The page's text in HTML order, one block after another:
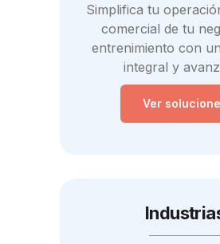
Simplifica tu
comercial de tu
entrenimiento con
integral y
Ver